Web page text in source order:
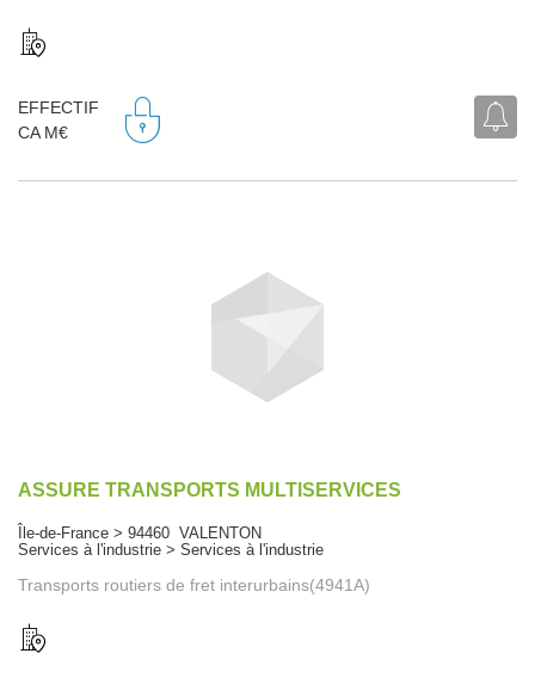
EFFECTIF
CA M€
ASSURE TRANSPORTS MULTISERVICES
Île-de-France > 94460 VALENTON
Services à l'industrie > Services à l'industrie
Transports routiers de fret interurbains(4941A)